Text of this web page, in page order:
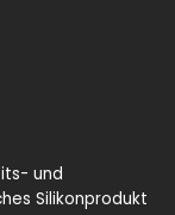
und
Silikonprodukt